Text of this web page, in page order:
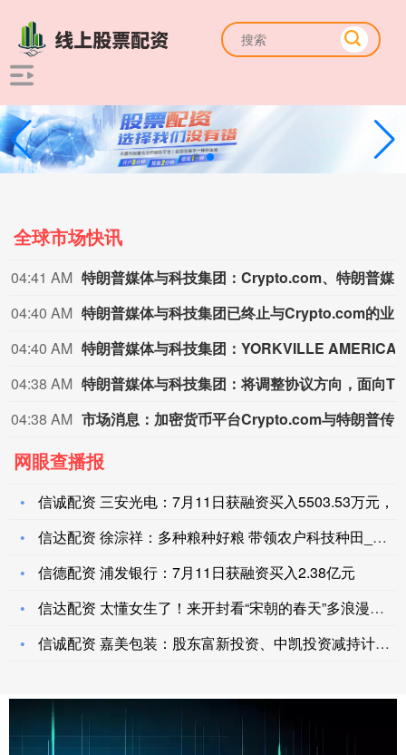
全球市场快讯
04:41 AM
04:40 AM
04:40 AM
04:38 AM
04:38 AM
市场消息：加密货币平台Crypto.com与特朗普传媒科技
网眼查播报
信诚配资 三安光电：7月11日获融资买入5503.53万元，
信达配资 徐淙祥：多种粮种好粮 带领农户科技种田_大皖新闻
信德配资 浦发银行：7月11日获融资买入2.38亿元
信达配资 太懂女生了！来开封看“宋朝的春天”多浪漫丨原来你是
信诚配资 嘉美包装：股东富新投资、中凯投资减持计划实施期间未